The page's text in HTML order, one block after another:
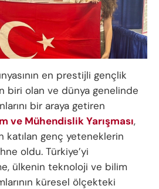
en prestijli gençlik
biri olan ve dünya genelinde
bir araya getiren
ve Mühendislik Yarışması,
katılan genç yeteneklerin
oldu. Türkiye’yi
ülkenin teknoloji ve bilim
küresel ölçekteki